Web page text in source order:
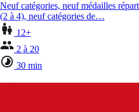
Neuf catégories, neuf médailles
(2 à 4), neuf catégories de…
12+
2 à 20
30 min